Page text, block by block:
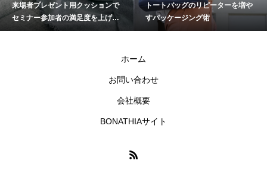
周年イベントの企画担当者が押
さえるべきグッズ準備スケジュ
ランチバッグの入稿データ、解
グッズ、デザインの違い
来場者プレゼント用クッションで
セミナー参加者の満足度を上げる
工夫
トートバッグのリピーターを増や
すパッケージング術
ホーム
お問い合わせ
会社概要
BONATHIAサイト